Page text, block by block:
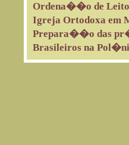
Ordena��o de
Igreja Ortodoxa em
Prepara��o das
Brasileiros na